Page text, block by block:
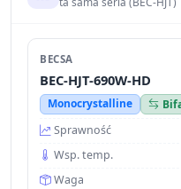
BECSA
BEC-HJT-690W-HD
Monocrystalline
Sprawność
Wsp. temp.
Waga